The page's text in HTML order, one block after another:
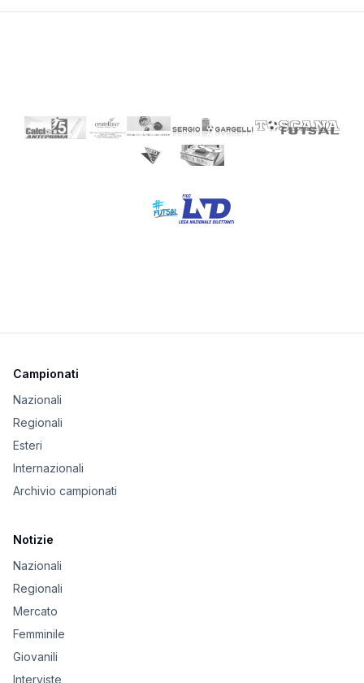
Campionati
Nazionali
Regionali
Esteri
Internazionali
Archivio campionati
Notizie
Nazionali
Regionali
Mercato
Femminile
Giovanili
Interviste